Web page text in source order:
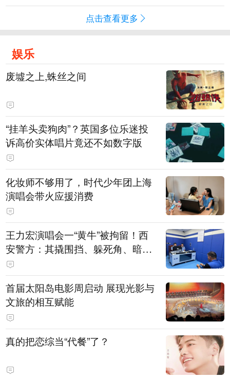
点击查看更多
娱乐
废墟之上,蛛丝之间
“挂羊头卖狗肉”？英国多位乐迷投
诉高价实体唱片竟还不如数字版
化妆师不够用了，时代少年团上海
演唱会带火应援消费
王力宏演唱会一“黄牛”被拘留！西
安警方：其撬围挡、躲死角、暗地
带10人入场
首届太阳岛电影周启动 展现光影与
文旅的相互赋能
真的把恋综当“代餐”了？